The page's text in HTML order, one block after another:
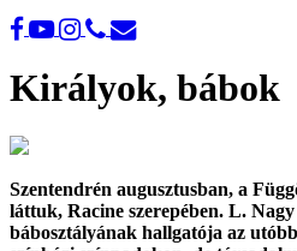
Királyok, bábok
Szentendrén augusztusban, a
láttuk, Racine szerepében. L.
bábosztályának hallgatója az